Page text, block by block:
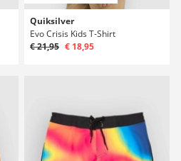
Quiksilver
Evo Crisis Kids T-Shirt
€ 21,95 € 18,95